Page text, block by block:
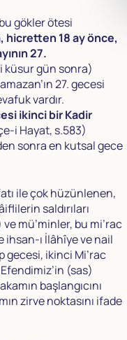
gökler ötesi
hicretten 18 ay önce,
27.
küsur gün sonra)
27. gecesi
vardır.
ikinci bir Kadir
i Hayat, s.583)
sonra en kutsal gece
ile çok hüzünlenen,
saldırıları
mü’minler, bu mi’rac
ihsan-ı İlâhîye ve nail
gecesi, ikinci Mi’rac
(sas)
başlangıcını
zirve noktasını ifade